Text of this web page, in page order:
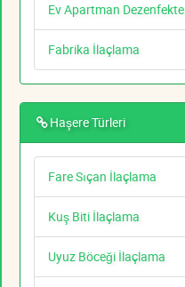
Ev Apartman Dezenfekte
Fabrika İlaçlama
Haşere Türleri
Fare Sıçan İlaçlama
Kuş Biti İlaçlama
Uyuz Böceği İlaçlama